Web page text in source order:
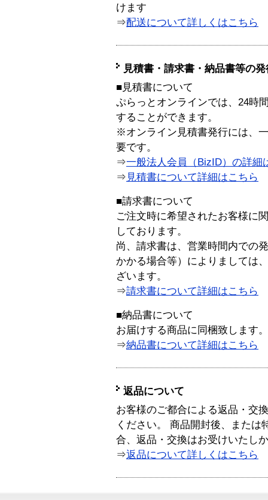
けます
⇒配送について詳しくはこちら
見積書・請求書・納品書等の
■見積書について
ぷらっとオンラインでは、24時
することができます。
※オンライン見積書発行には、
要です。
⇒一般法人会員（BizID）の詳細
⇒ 見積書について詳細はこちら
■請求書について
ご注文時に希望されたお客様に
しております。
尚、請求書は、営業時間内での
かかる場合等）によりましては
ざいます。
⇒請求書について詳細はこちら
■納品書について
お届けする商品に同梱致します。
⇒納品書について詳細はこちら
返品について
お客様のご都合による返品・交
ください。 商品開封後、または
合、返品・交換はお受けいたし
⇒返品について詳しくはこちら